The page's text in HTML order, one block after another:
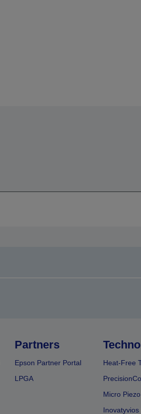
Partners
Epson Partner Portal
LPGA
Heat-Free
Micro